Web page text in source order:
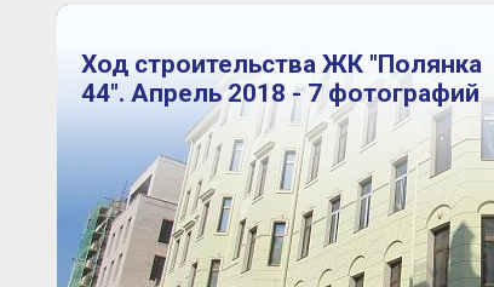
Ход строительства ЖК "Полянка
44". Апрель 2018 - 7 фотографий